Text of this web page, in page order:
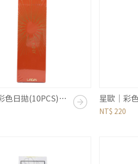
星歐｜彩色日拋(10PCS)｜星光系列｜夏日微光
NT$ 220